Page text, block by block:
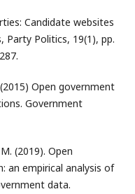
Candidate websites
Party Politics, 19(1), pp.
Open government
Government
(2019). Open
an empirical analysis of
data.